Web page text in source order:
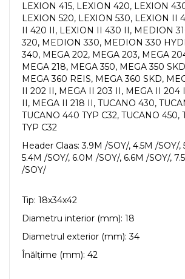
LEXION 415, LEXION 420, LEXION
LEXION 520, LEXION 530, LEXION II
II 420 II, LEXION II 430 II, MEDION
320, MEDION 330, MEDION 330
340, MEGA 202, MEGA 203, MEGA
MEGA 218, MEGA 350, MEGA 350
MEGA 360 REIS, MEGA 360 SKD,
II 202 II, MEGA II 203 II, MEGA II 204
II, MEGA II 218 II, TUCANO 430,
TUCANO 440 TYP C32, TUCANO 450,
TYP C32
Header Claas: 3.9M /SOY/, 4.5M /SOY/,
5.4M /SOY/, 6.0M /SOY/, 6.6M /SOY/,
/SOY/
Tip: 18x34x42
Diametru interior (mm): 18
Diametrul exterior (mm): 34
Înălțime (mm): 42